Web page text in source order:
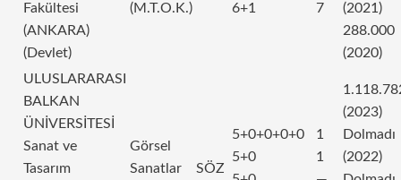
Fakültesi
(ANKARA)
(Devlet)
(M.T.O.K.)
6+1
7
(2021)
288.000
(2020)
ULUSLARARASI
BALKAN
ÜNİVERSİTESİ
Sanat ve
Tasarım
Görsel
Sanatlar
SÖZ
5+0+0+0+0
5+0
1
1
(2023)
Dolmadı
(2022)